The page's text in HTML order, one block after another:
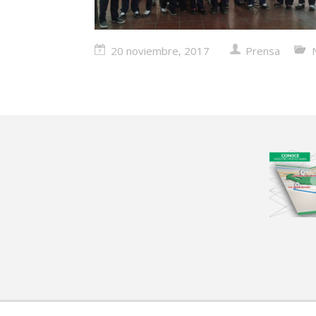
20 noviembre, 2017 Prensa